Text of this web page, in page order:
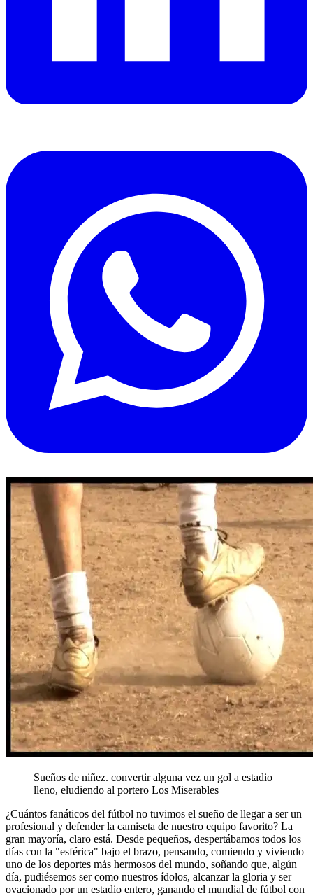
Sueños de niñez. convertir alguna vez un gol a estadio
lleno, eludiendo al portero Los Miserables
¿Cuántos fanáticos del fútbol no tuvimos el sueño de llegar a ser un
profesional y defender la camiseta de nuestro equipo favorito? La
gran mayoría, claro está. Desde pequeños, despertábamos todos los
días con la "esférica" bajo el brazo, pensando, comiendo y viviendo
uno de los deportes más hermosos del mundo, soñando que, algún
día, pudiésemos ser como nuestros ídolos, alcanzar la gloria y ser
ovacionado por un estadio entero, ganando el mundial de fútbol con